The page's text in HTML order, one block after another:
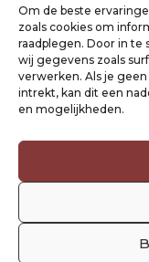
Om de beste
zoals cookies om
raadplegen. Door in
wij gegevens zoals
verwerken. Als je
intrekt, kan dit een
en mogelijkheden.
Privacyverklaring
Cookiebeleid
Mijn account
Klantenservice
Verzending- en
Volg ons